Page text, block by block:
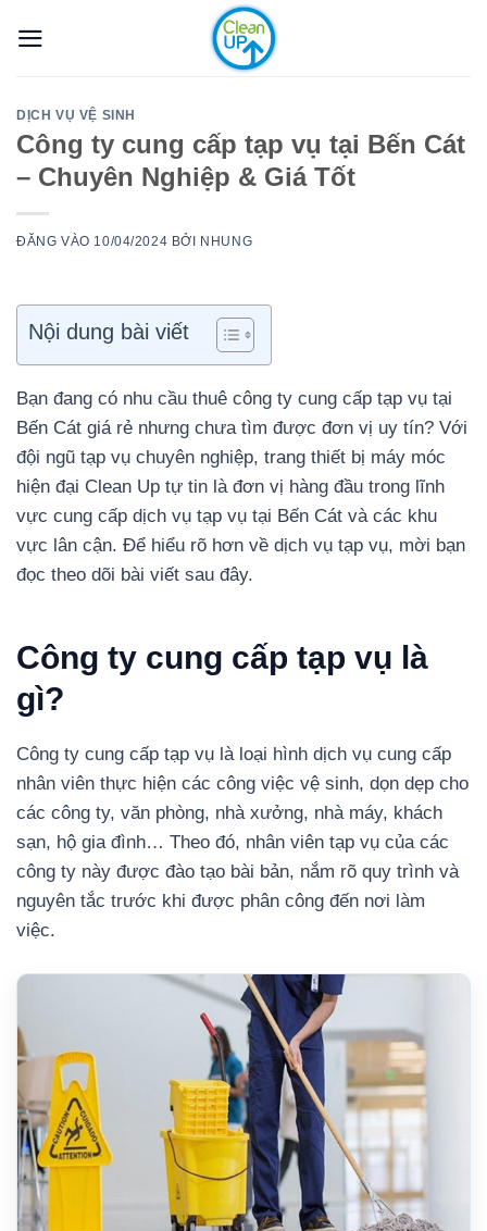
qua
DỊCH VỤ VỆ SINH
Công ty cung cấp tạp vụ tại Bến Cát
– Chuyên Nghiệp & Giá Tốt
ĐĂNG VÀO 10/04/2024 BỞI NHUNG
Nội dung bài viết
Bạn đang có nhu cầu thuê công ty cung cấp tạp vụ tại
Bến Cát giá rẻ nhưng chưa tìm được đơn vị uy tín? Với
đội ngũ tạp vụ chuyên nghiệp, trang thiết bị máy móc
hiện đại Clean Up tự tin là đơn vị hàng đầu trong lĩnh
vực cung cấp dịch vụ tạp vụ tại Bến Cát và các khu
vực lân cận. Để hiểu rõ hơn về dịch vụ tạp vụ, mời bạn
đọc theo dõi bài viết sau đây.
Công ty cung cấp tạp vụ là
gì?
Công ty cung cấp tạp vụ là loại hình dịch vụ cung cấp
nhân viên thực hiện các công việc vệ sinh, dọn dẹp cho
các công ty, văn phòng, nhà xưởng, nhà máy, khách
sạn, hộ gia đình… Theo đó, nhân viên tạp vụ của các
công ty này được đào tạo bài bản, nắm rõ quy trình và
nguyên tắc trước khi được phân công đến nơi làm
việc.